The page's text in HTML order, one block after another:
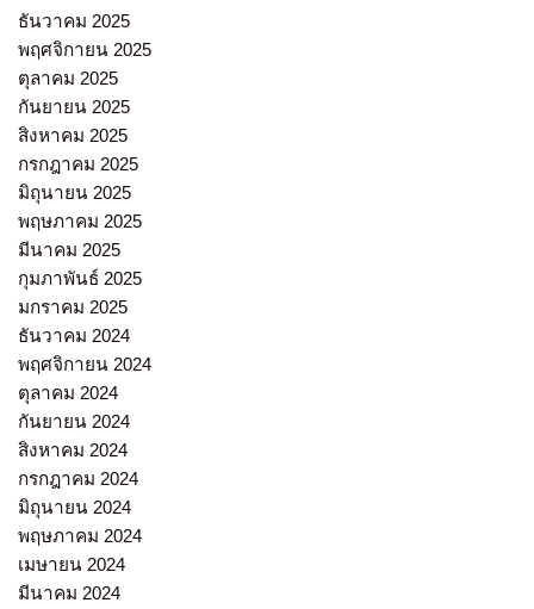
ธันวาคม 2025
พฤศจิกายน 2025
ตุลาคม 2025
กันยายน 2025
สิงหาคม 2025
กรกฎาคม 2025
มิถุนายน 2025
พฤษภาคม 2025
มีนาคม 2025
กุมภาพันธ์ 2025
มกราคม 2025
ธันวาคม 2024
พฤศจิกายน 2024
ตุลาคม 2024
กันยายน 2024
สิงหาคม 2024
กรกฎาคม 2024
มิถุนายน 2024
พฤษภาคม 2024
เมษายน 2024
มีนาคม 2024